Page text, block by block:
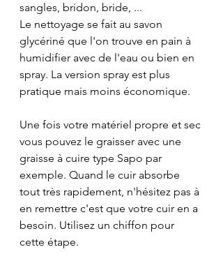
sangles, bridon, bride, ...
Le nettoyage se fait au savon
glycériné que l'on trouve en pain à
humidifier avec de l'eau ou bien en
spray. La version spray est plus
pratique mais moins économique.
Une fois votre matériel propre et sec
vous pouvez le graisser avec une
graisse à cuire type Sapo par
exemple. Quand le cuir absorbe
tout très rapidement, n'hésitez pas à
en remettre c'est que votre cuir en a
besoin. Utilisez un chiffon pour
cette étape.